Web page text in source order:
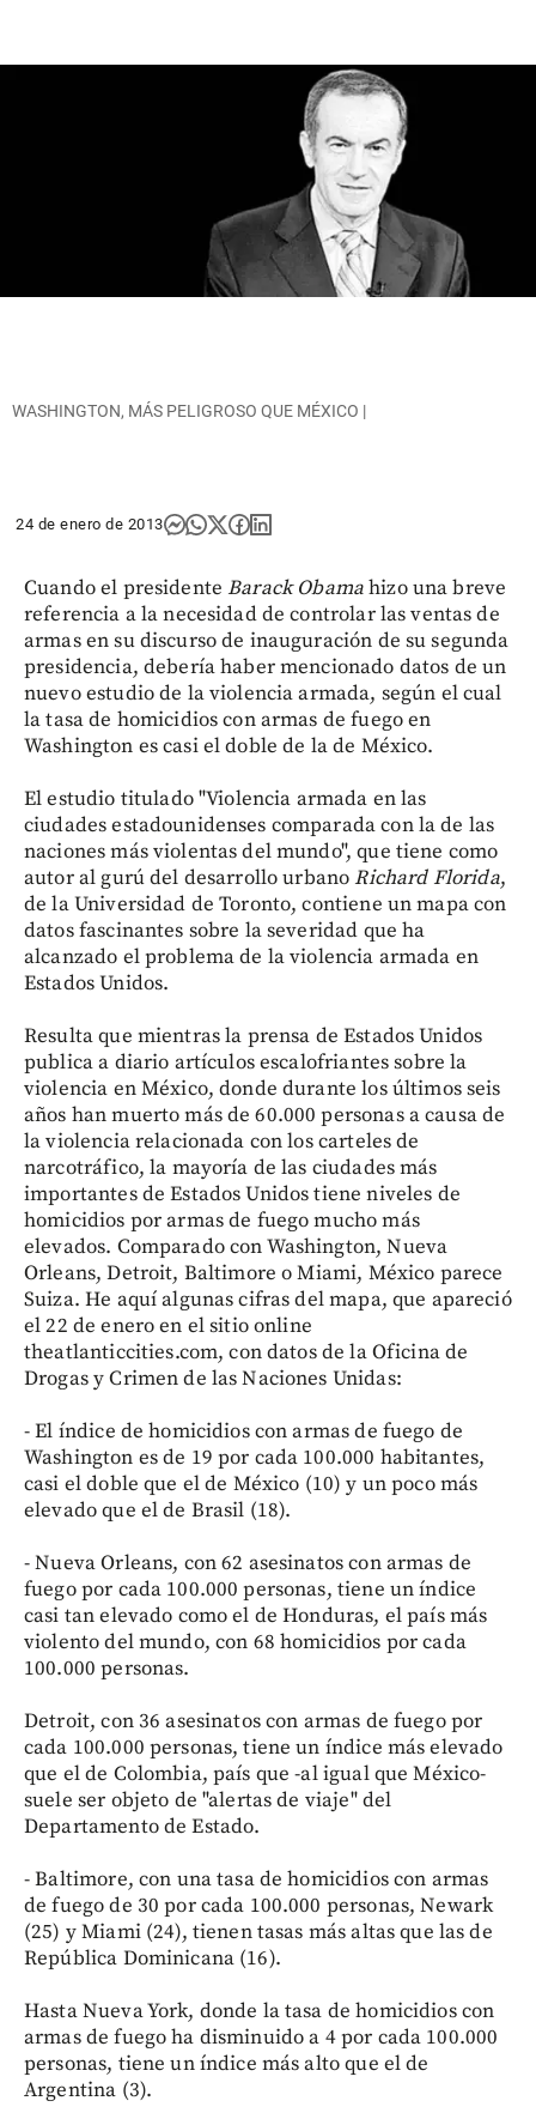
WASHINGTON, MÁS PELIGROSO QUE MÉXICO |
24 de enero de 2013
Cuando el presidenteBarack Obamahizo una breve
referencia a la necesidad de controlar las ventas de
armas en su discurso de inauguración de su segunda
presidencia, debería haber mencionado datos de un
nuevo estudio de la violencia armada, según el cual
la tasa de homicidios con armas de fuego en
Washington es casi el doble de la de México.
El estudio titulado "Violencia armada en las
ciudades estadounidenses comparada con la de las
naciones más violentas del mundo", que tiene como
autor al gurú del desarrollo urbanoRichard Florida,
de la Universidad de Toronto, contiene un mapa con
datos fascinantes sobre la severidad que ha
alcanzado el problema de la violencia armada en
Estados Unidos.
Resulta que mientras la prensa de Estados Unidos
publica a diario artículos escalofriantes sobre la
violencia en México, donde durante los últimos seis
años han muerto más de 60.000 personas a causa de
la violencia relacionada con los carteles de
narcotráfico, la mayoría de las ciudades más
importantes de Estados Unidos tiene niveles de
homicidios por armas de fuego mucho más
elevados. Comparado con Washington, Nueva
Orleans, Detroit, Baltimore o Miami, México parece
Suiza. He aquí algunas cifras del mapa, que apareció
el 22 de enero en el sitio online
theatlanticcities.com, con datos de la Oficina de
Drogas y Crimen de las Naciones Unidas:
- El índice de homicidios con armas de fuego de
Washington es de 19 por cada 100.000 habitantes,
casi el doble que el de México (10) y un poco más
elevado que el de Brasil (18).
- Nueva Orleans, con 62 asesinatos con armas de
fuego por cada 100.000 personas, tiene un índice
casi tan elevado como el de Honduras, el país más
violento del mundo, con 68 homicidios por cada
100.000 personas.
Detroit, con 36 asesinatos con armas de fuego por
cada 100.000 personas, tiene un índice más elevado
que el de Colombia, país que -al igual que México-
suele ser objeto de "alertas de viaje" del
Departamento de Estado.
- Baltimore, con una tasa de homicidios con armas
de fuego de 30 por cada 100.000 personas, Newark
(25) y Miami (24), tienen tasas más altas que las de
República Dominicana (16).
Hasta Nueva York, donde la tasa de homicidios con
armas de fuego ha disminuido a 4 por cada 100.000
personas, tiene un índice más alto que el de
Argentina (3).